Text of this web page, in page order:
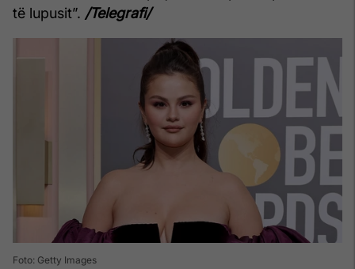
të lupusit”. /Telegrafi/
Foto: Getty Images